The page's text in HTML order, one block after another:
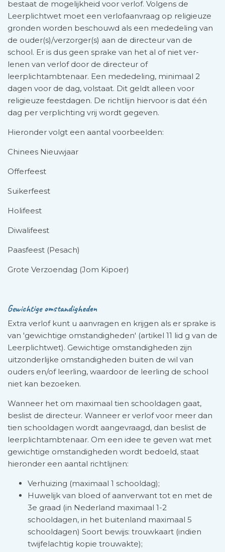
bestaat de mogelijkheid voor verlof. Volgens de
Leerplichtwet moet een verlofaan­vraag op religieuze
gronden worden beschouwd als een mededeling van
de ouder(s)/verzorger(s) aan de directeur van de
school. Er is dus geen sprake van het al of niet ver­
lenen van verlof door de directeur of
leerplichtambtenaar. Een mededeling, minimaal 2
dagen voor de dag, volstaat. Dit geldt alleen voor
religieuze feestdagen. De richtlijn hier­voor is dat één
dag per verplichting vrij wordt gegeven.
Hieronder volgt een aantal voorbeelden:
Chinees Nieuwjaar
Offerfeest
Suikerfeest
Holifeest
Diwalifeest
Paasfeest (Pesach)
Grote Verzoendag (Jom Kipoer)
Gewichtige omstandigheden
Extra verlof kunt u aanvragen en krijgen als er sprake is
van 'gewichtige omstandigheden' (artikel 11 lid g van de
Leer­plichtwet). Gewichtige omstandigheden zijn
uitzonderlijke omstandigheden buiten de wil van
ouders en/of leerling, waardoor de leerling de school
niet kan bezoeken.
Wanneer het om maximaal tien schooldagen gaat,
beslist de directeur. Wanneer er verlof voor meer dan
tien school­dagen wordt aangevraagd, dan beslist de
leerplichtambte­naar. Om een idee te geven wat met
gewichtige omstandig­heden wordt bedoeld, staat
hieronder een aantal richtlijnen:
Verhuizing (maximaal 1 schooldag);
Huwelijk van bloed­ of aanverwant tot en met de
3e graad (in Nederland maximaal 1-2
schooldagen, in het buitenland maximaal 5
schooldagen) Soort bewijs: trouwkaart (indien
twijfelachtig kopie trouwakte);